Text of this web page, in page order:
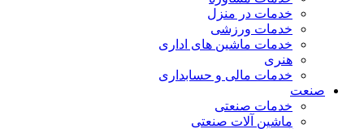
خدمات در منزل
خدمات ورزشی
خدمات ماشین های اداری
هنری
خدمات مالی و حسابداری
صنعت
خدمات صنعتی
ماشین آلات صنعتی